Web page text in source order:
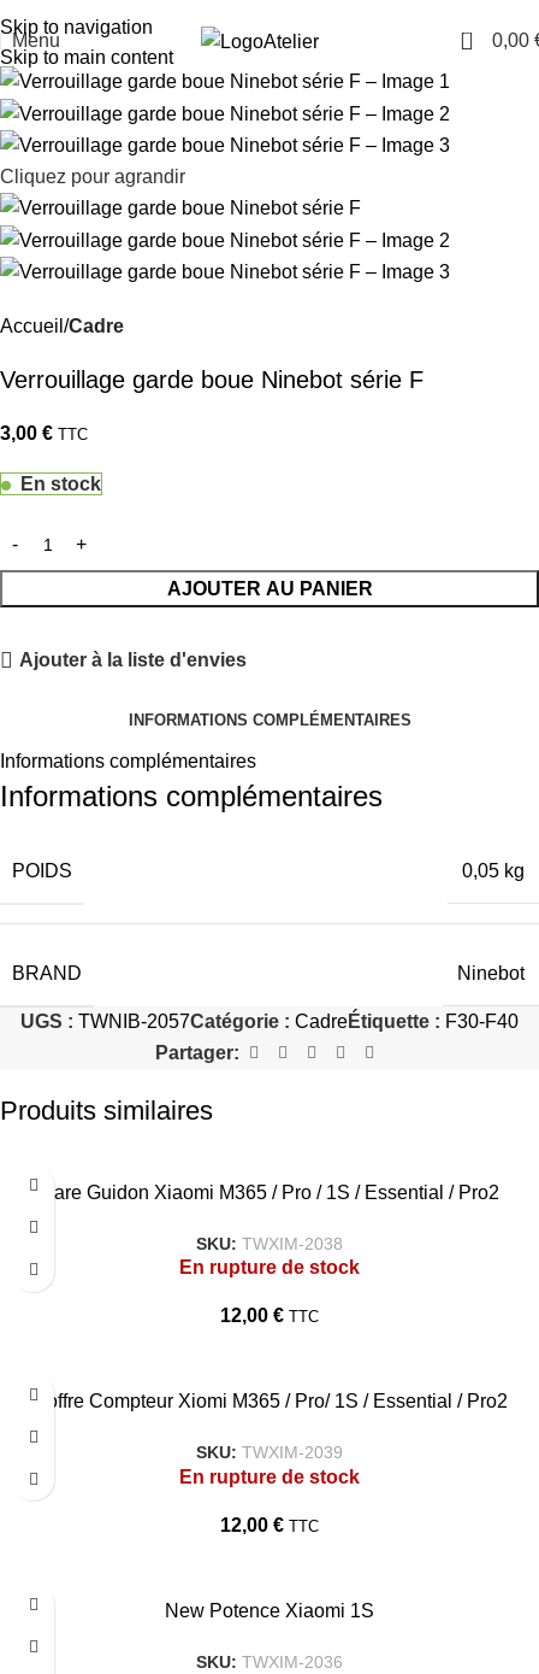
Skip to navigation
Skip to main content
Menu Atelier 0 0,00
Cliquez pour agrandir
Accueil Cadre
Verrouillage garde boue Ninebot série F
3,00 € TTC
En stock
AJOUTER AU PANIER
Ajouter à la liste d'envies
INFORMATIONS COMPLÉMENTAIRES
Informations complémentaires
Informations complémentaires
POIDS 0,05 kg
BRAND Ninebot
UGS : TWNIB-2057Catégorie : CadreÉtiquette : F30-F40
Partager:
Produits similaires
Bare Guidon Xiaomi M365 / Pro / 1S / Essential / Pro2
SKU: TWXIM-2038
En rupture de stock
12,00 € TTC
Coffre Compteur Xiomi M365 / Pro/ 1S / Essential / Pro2
SKU: TWXIM-2039
En rupture de stock
12,00 € TTC
New Potence Xiaomi 1S
SKU: TWXIM-2036